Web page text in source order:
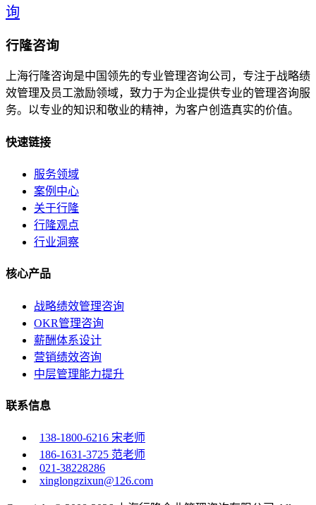
询
行隆咨询
上海行隆咨询是中国领先的专业管理咨询公司，专注于战略绩
效管理及员工激励领域，致力于为企业提供专业的管理咨询服
务。以专业的知识和敬业的精神，为客户创造真实的价值。
快速链接
服务领域
案例中心
关于行隆
行隆观点
行业洞察
核心产品
战略绩效管理咨询
OKR管理咨询
薪酬体系设计
营销绩效咨询
中层管理能力提升
联系信息
138-1800-6216 宋老师
186-1631-3725 范老师
021-38228286
xinglongzixun@126.com